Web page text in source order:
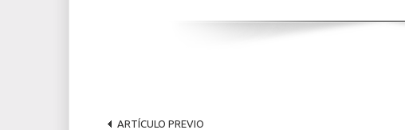
ARTÍCULO PREVIO